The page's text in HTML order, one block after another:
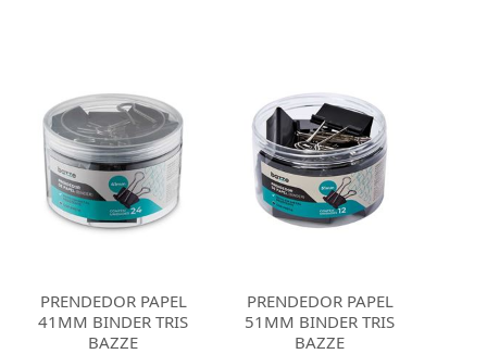
PRENDEDOR PAPEL
41MM BINDER TRIS
BAZZE
PRENDEDOR PAPEL
51MM BINDER TRIS
BAZZE